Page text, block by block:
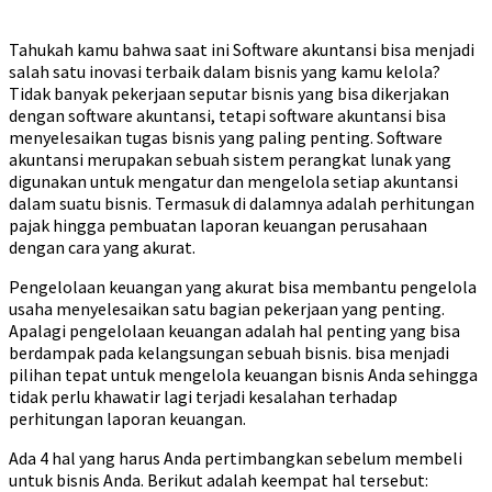
Tahukah kamu bahwa saat ini Software akuntansi bisa menjadi
salah satu inovasi terbaik dalam bisnis yang kamu kelola?
Tidak banyak pekerjaan seputar bisnis yang bisa dikerjakan
dengan software akuntansi, tetapi software akuntansi bisa
menyelesaikan tugas bisnis yang paling penting. Software
akuntansi merupakan sebuah sistem perangkat lunak yang
digunakan untuk mengatur dan mengelola setiap akuntansi
dalam suatu bisnis. Termasuk di dalamnya adalah perhitungan
pajak hingga pembuatan laporan keuangan perusahaan
dengan cara yang akurat.
Pengelolaan keuangan yang akurat bisa membantu pengelola
usaha menyelesaikan satu bagian pekerjaan yang penting.
Apalagi pengelolaan keuangan adalah hal penting yang bisa
berdampak pada kelangsungan sebuah bisnis. bisa menjadi
pilihan tepat untuk mengelola keuangan bisnis Anda sehingga
tidak perlu khawatir lagi terjadi kesalahan terhadap
perhitungan laporan keuangan.
Ada 4 hal yang harus Anda pertimbangkan sebelum membeli
untuk bisnis Anda. Berikut adalah keempat hal tersebut: